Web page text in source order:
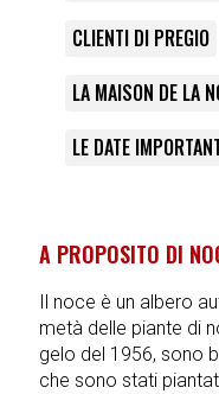
CLIENTI DI PREGIO
LA MAISON DE LA
LE DATE
A PROPOSITO DI
Il noce è un albero
metà delle piante di
gelo del 1956, sono
che sono stati